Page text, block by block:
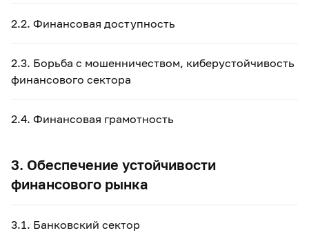
2.2. Финансовая доступность
2.3. Борьба с мошенничеством, киберустойчивость
финансового сектора
2.4. Финансовая грамотность
3. Обеспечение устойчивости
финансового рынка
3.1. Банковский сектор